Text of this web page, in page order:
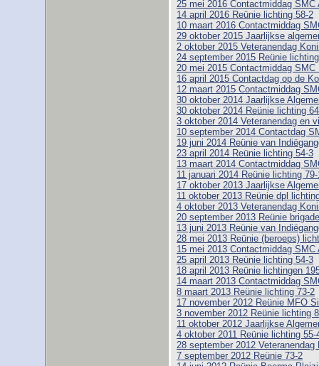
25 mei 2016 Contactmiddag
14 april 2016 Reünie lichting 58-2
10 maart 2016 Contactmiddag
29 oktober 2015 Jaarlijkse
2 oktober 2015 Veteranendag
24 september 2015 Reünie
20 mei 2015 Contactmiddag SMC
16 april 2015 Contactdag op de
12 maart 2015 Contactmiddag
30 oktober 2014 Jaarlijkse
30 oktober 2014 Reünie lichting
3 oktober 2014 Veteranendag en
10 september 2014 Contactdag
19 juni 2014 Reünie van
23 april 2014 Reünie lichting 54-3
13 maart 2014 Contactmiddag
11 januari 2014 Reünie lichting
17 oktober 2013 Jaarlijkse
11 oktober 2013 Reünie dpl
4 oktober 2013 Veteranendag
20 september 2013 Reünie
13 juni 2013 Reünie van
28 mei 2013 Reünie (beroeps)
15 mei 2013 Contactmiddag
25 april 2013 Reünie lichting 54-3
18 april 2013 Reünie lichtingen
14 maart 2013 Contactmiddag
8 maart 2013 Reünie lichting 73-2
17 november 2012 Reünie MFO
3 november 2012 Reünie lichting
11 oktober 2012 Jaarlijkse
4 oktober 2011 Reünie lichting 55-
28 september 2012
7 september 2012 Reünie 73-2